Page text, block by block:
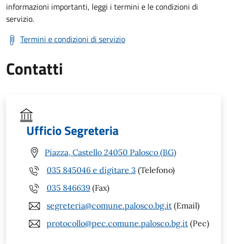
informazioni importanti, leggi i termini e le condizioni di
servizio.
Termini e condizioni di servizio
Contatti
Ufficio Segreteria
Piazza, Castello 24050 Palosco (BG)
035 845046 e digitare 3 (Telefono)
035 846639 (Fax)
segreteria@comune.palosco.bg.it (Email)
protocollo@pec.comune.palosco.bg.it (Pec)